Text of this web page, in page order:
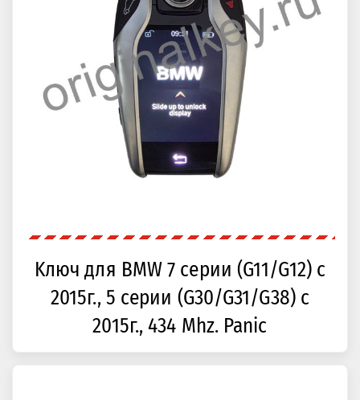
Kлюч для BMW 7 серии (G11/G12) с
2015г., 5 серии (G30/G31/G38) с
2015г., 434 Mhz. Panic